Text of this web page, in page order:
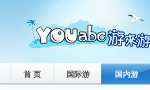
首 页 国际游 国内游